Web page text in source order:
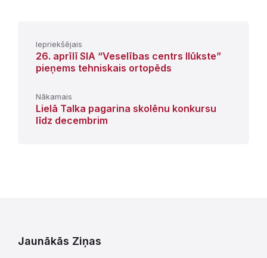
Iepriekšējais
26. aprīlī SIA “Veselības centrs Ilūkste”
pieņems tehniskais ortopēds
Nākamais
Lielā Talka pagarina skolēnu konkursu
līdz decembrim
Jaunākās Ziņas